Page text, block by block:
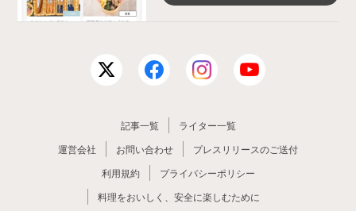
記事一覧
ライター一覧
運営会社
お問い合わせ
プレスリリースのご送付
利用規約
プライバシーポリシー
料理をおいしく、安全に楽しむために